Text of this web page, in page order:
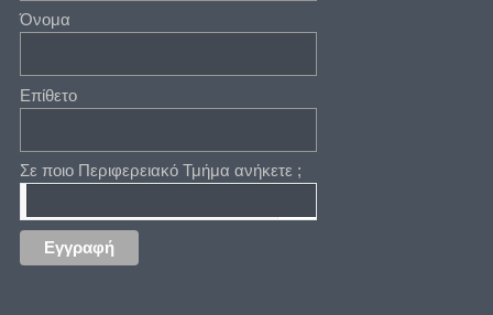
Όνομα
Επίθετο
Σε ποιο Περιφερειακό Τμήμα ανήκετε ;